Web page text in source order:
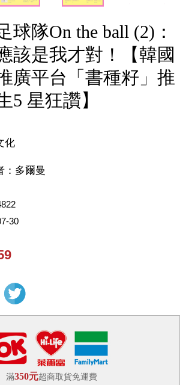
球隊On the ball (2)：
該是我才對！【韓國
廣平台「書種籽」推
5 星狂讚】
化
：多爾曼
30
滿350元超商取貨免運費